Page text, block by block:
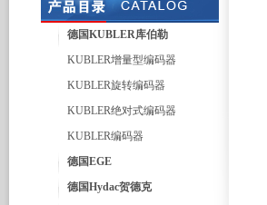
德国KUBLER库伯勒
KUBLER增量型编码器
KUBLER旋转编码器
KUBLER绝对式编码器
KUBLER编码器
德国EGE
德国Hydac贺德克